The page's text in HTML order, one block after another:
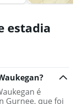
estadia
é
Gurnee, que foi